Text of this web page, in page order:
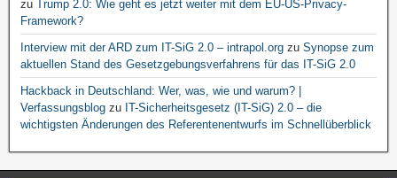
zu
Trump 2.0: Wie geht es jetzt weiter mit dem EU-US-Privacy-
Framework?
Interview mit der ARD zum IT-SiG 2.0 – intrapol.org zu Synopse zum
aktuellen Stand des Gesetzgebungsverfahrens für das IT-SiG 2.0
Hackback in Deutschland: Wer, was, wie und warum? |
Verfassungsblog zu IT-Sicherheitsgesetz (IT-SiG) 2.0 – die
wichtigsten Änderungen des Referentenentwurfs im Schnellüberblick